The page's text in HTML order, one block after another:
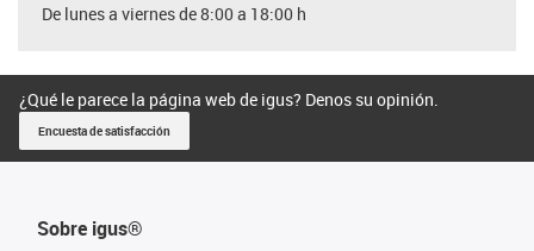
De lunes a viernes de 8:00 a 18:00 h
¿Qué le parece la página web de igus? Denos su opinión.
Encuesta de satisfacción
Sobre igus®